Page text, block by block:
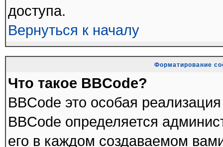
доступа.
Вернуться к началу
Форматирование
Что такое BBCode?
BBCode это особая
BBCode определяется
его в каждом создаваемом